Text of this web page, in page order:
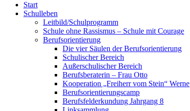
Start
Schulleben
Leitbild/Schulprogramm
Schule ohne Rassismus – Schule mit Courage
Berufsorientierung
Die vier Säulen der Berufsorientierung
Schulischer Bereich
Außerschulischer Bereich
Berufsberaterin – Frau Otto
Kooperation „Freiherr vom Stein“ Werne
Berufsorientierungscamp
Berufsfelderkundung Jahrgang 8